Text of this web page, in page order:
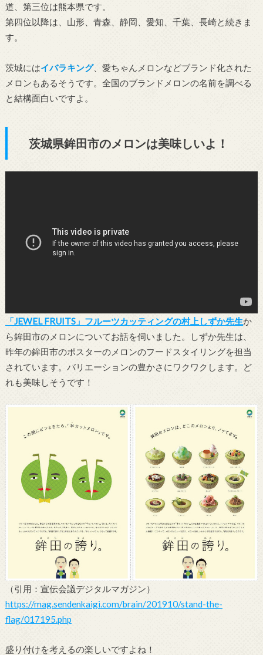
道、第三位は熊本県です。
第四位以降は、山形、青森、静岡、愛知、千葉、長崎と続きま
す。
茨城にはイバラキング、愛ちゃんメロンなどブランド化された
メロンもあるそうです。全国のブランドメロンの名前を調べる
と結構面白いですよ。
茨城県鉾田市のメロンは美味しいよ！
「JEWEL FRUITS」 フルーツカッティングの村上しずか先生か
ら鉾田市のメロンについてお話を伺いました。しずか先生は、
昨年の鉾田市のポスターのメロンのフードスタイリングを担当
されています。バリエーションの豊かさにワクワクします。ど
れも美味しそうです！
（引用：宣伝会議デジタルマガジン）
https://mag.sendenkaigi.com/brain/201910/stand-the-
flag/017195.php
盛り付けを考えるの楽しいですよね！